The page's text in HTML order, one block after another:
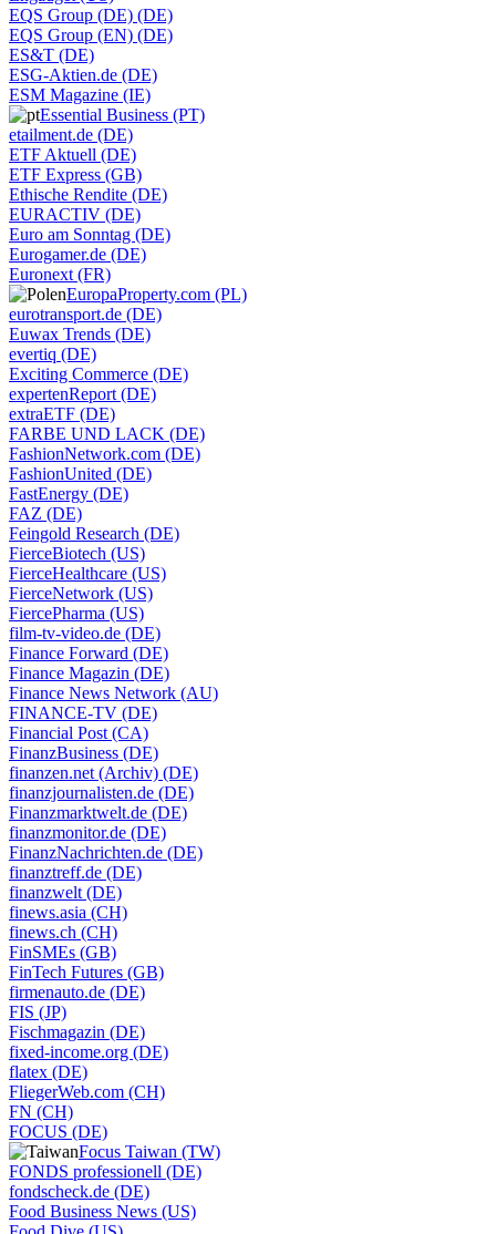
EQS Group (DE) (DE)
EQS Group (EN) (DE)
ES&T (DE)
ESG-Aktien.de (DE)
ESM Magazine (IE)
Essential Business (PT)
etailment.de (DE)
ETF Aktuell (DE)
ETF Express (GB)
Ethische Rendite (DE)
EURACTIV (DE)
Euro am Sonntag (DE)
Eurogamer.de (DE)
Euronext (FR)
EuropaProperty.com (PL)
eurotransport.de (DE)
Euwax Trends (DE)
evertiq (DE)
Exciting Commerce (DE)
expertenReport (DE)
extraETF (DE)
FARBE UND LACK (DE)
FashionNetwork.com (DE)
FashionUnited (DE)
FastEnergy (DE)
FAZ (DE)
Feingold Research (DE)
FierceBiotech (US)
FierceHealthcare (US)
FierceNetwork (US)
FiercePharma (US)
film-tv-video.de (DE)
Finance Forward (DE)
Finance Magazin (DE)
Finance News Network (AU)
FINANCE-TV (DE)
Financial Post (CA)
FinanzBusiness (DE)
finanzen.net (Archiv) (DE)
finanzjournalisten.de (DE)
Finanzmarktwelt.de (DE)
finanzmonitor.de (DE)
FinanzNachrichten.de (DE)
finanztreff.de (DE)
finanzwelt (DE)
finews.asia (CH)
finews.ch (CH)
FinSMEs (GB)
FinTech Futures (GB)
firmenauto.de (DE)
FIS (JP)
Fischmagazin (DE)
fixed-income.org (DE)
flatex (DE)
FliegerWeb.com (CH)
FN (CH)
FOCUS (DE)
Focus Taiwan (TW)
FONDS professionell (DE)
fondscheck.de (DE)
Food Business News (US)